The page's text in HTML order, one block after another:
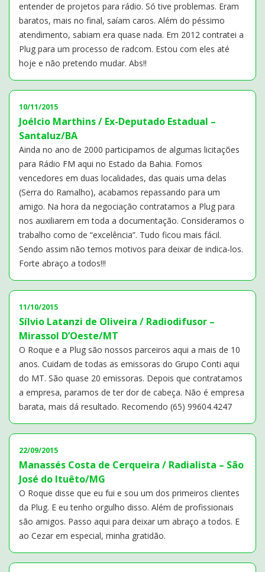
entender de projetos para rádio. Só tive problemas. Eram
baratos, mais no final, saíam caros. Além do péssimo
atendimento, sabiam era quase nada. Em 2012 contratei a
Plug para um processo de radcom. Estou com eles até
hoje e não pretendo mudar. Abs!!
10/11/2015
Joélcio Marthins / Ex-Deputado Estadual –
Santaluz/BA
Ainda no ano de 2000 participamos de algumas licitações
para Rádio FM aqui no Estado da Bahia. Fomos
vencedores em duas localidades, das quais uma delas
(Serra do Ramalho), acabamos repassando para um
amigo. Na hora da negociação contratamos a Plug para
nos auxiliarem em toda a documentação. Consideramos o
trabalho como de “excelência”. Tudo ficou mais fácil.
Sendo assim não temos motivos para deixar de indica-los.
Forte abraço a todos!!!
11/10/2015
Sílvio Latanzi de Oliveira / Radiodifusor –
Mirassol D’Oeste/MT
O Roque e a Plug são nossos parceiros aqui a mais de 10
anos. Cuidam de todas as emissoras do Grupo Conti aqui
do MT. São quase 20 emissoras. Depois que contratamos
a empresa, paramos de ter dor de cabeça. Não é empresa
barata, mais dá resultado. Recomendo (65) 99604.4247
22/09/2015
Manassés Costa de Cerqueira / Radialista – São
José do Ituêto/MG
O Roque disse que eu fui e sou um dos primeiros clientes
da Plug. E eu tenho orgulho disso. Além de profissionais
são amigos. Passo aqui para deixar um abraço a todos. E
ao Cezar em especial, minha gratidão.